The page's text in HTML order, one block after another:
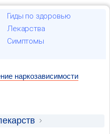
Гиды по здоровью
Лекарства
Симптомы
наркозависимости